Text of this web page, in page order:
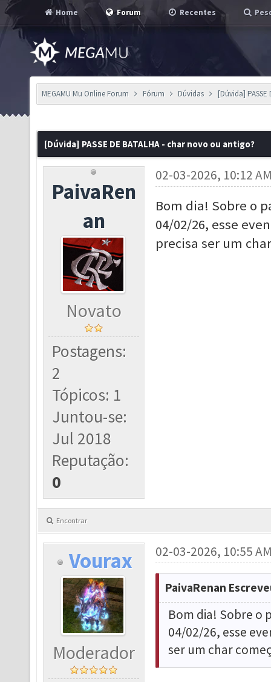
Home Forum Recentes
MEGAMU Mu Online Forum Fórum Dúvidas [Dúvida]
[Dúvida] PASSE DE BATALHA - char novo ou antigo?
PaivaRen
an
Novato
Postagens:
2
Tópicos: 1
Juntou-se:
Jul 2018
Reputação:
0
02-03-2026, 10:12
Bom dia! Sobre o
04/02/26, esse
precisa ser um
Encontrar
Vourax
Moderador
02-03-2026, 10:55
PaivaRenan
Bom dia! Sobre o
04/02/26, esse
ser um char